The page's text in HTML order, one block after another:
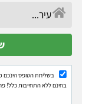
בשליחת הטופס
בחינם ללא התחייבות כלל!